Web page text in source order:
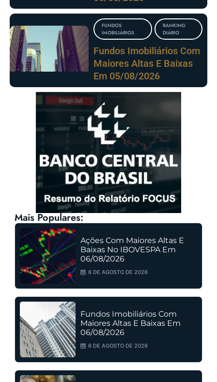
FUNDOS
IMOBILIÁRIOS
RANKING
DIÁRIO
Fundos Imobiliários Com
Maiores Altas E Baixas
Em 05/08/2026
Mais Populares:
Ações Com Maiores Altas E
Baixas No IBOVESPA Em
06/08/2026
6 DE AGOSTO DE 2026
Fundos Imobiliários Com
Maiores Altas E Baixas Em
06/08/2026
6 DE AGOSTO DE 2026